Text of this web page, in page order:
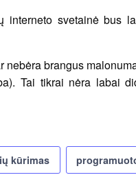
interneto svetainė bus
nebėra brangus
Tai tikrai nėra labai
kūrimas